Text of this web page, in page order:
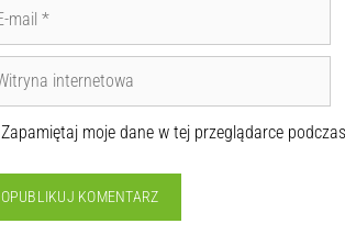
Zapamiętaj moje dane w tej przeglądarce